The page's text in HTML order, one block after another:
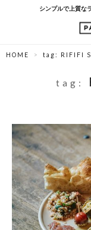
シンプルで上質な
HOME tag: RIFIFI
tag: